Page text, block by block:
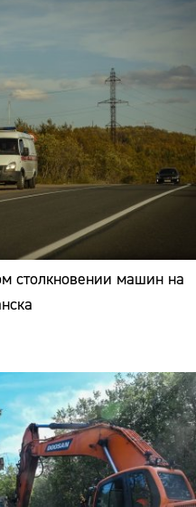
столкновении машин на